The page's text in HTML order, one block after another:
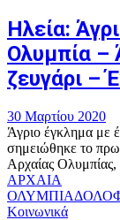
Ηλεία:
Ολυμπία –
ζευγάρι –
30 Μαρτίου 2020
Άγριο έγκλημα με
σημειώθηκε το
Αρχαίας
ΑΡΧΑΙΑ
ΟΛΥΜΠΙΑ
Κοινωνικά